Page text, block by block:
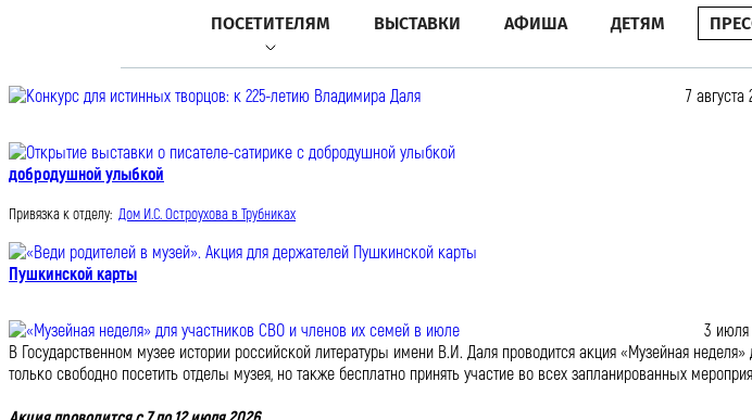
ПОСЕТИТЕЛЯМ ВЫСТАВКИ АФИША ДЕТЯМ
7 августа
добродушной улыбкой
Привязка к отделу: Дом И.С. Остроухова в Трубниках
Пушкинской карты
3 июля
В Государственном музее истории российской литературы имени В.И. Даля проводится акция «Музейная
только свободно посетить отделы музея, но также бесплатно принять участие во всех запланированных